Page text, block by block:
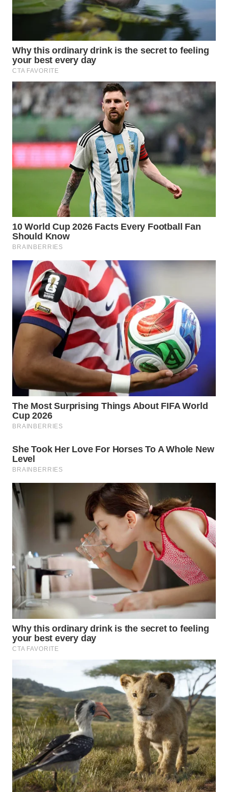
TIMUR
WN
WN
SOLO
WN
BOROBUDUR
WN
SURABAYA
NATUNA
WN
BINTAN
WN
MANDALIKA
WN
LIKUPANG
WN
LABUANBAJO
BORNEO
Wahana
Media
Group
WAHANA
TANI
WAHANA
ADVOKAT
WAHANA
INFRASTRUKTUR
KONSUMEN
WAHANA
LISTRIK
WAHANA
TRAVEL
WAHANA